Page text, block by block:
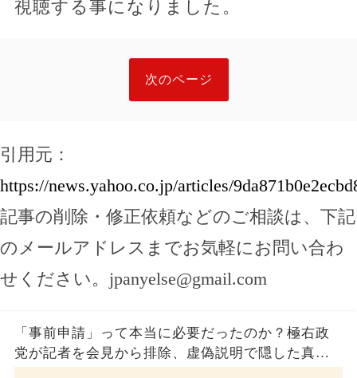
視聴する事になりました。
次のページ
引用元：
https://news.yahoo.co.jp/articles/
記事の削除・修正依頼などのご相談は、下記
のメールアドレスまでお気軽にお問い合わ
せください。 jpanyelse@gmail.com
「事前申請」って本当に必要だったのか？極右政
党が記者を会見から排除、虚偽説明で隠した真実